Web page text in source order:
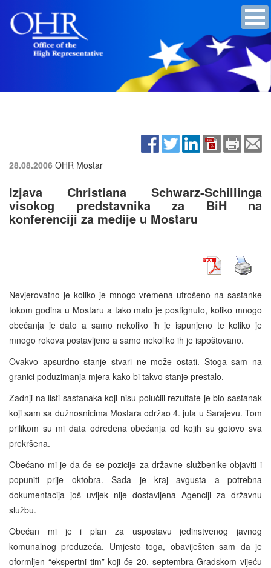
28.08.2006 OHR Mostar
Izjava Christiana Schwarz-Schillinga
visokog predstavnika za BiH na
konferenciji za medije u Mostaru
Nevjerovatno je koliko je mnogo vremena utrošeno na sastanke
tokom godina u Mostaru a tako malo je postignuto, koliko mnogo
obećanja je dato a samo nekoliko ih je ispunjeno te koliko je
mnogo rokova postavljeno a samo nekoliko ih je ispoštovano.
Ovakvo apsurdno stanje stvari ne može ostati. Stoga sam na
granici poduzimanja mjera kako bi takvo stanje prestalo.
Zadnji na listi sastanaka koji nisu polučili rezultate je bio sastanak
koji sam sa dužnosnicima Mostara održao 4. jula u Sarajevu. Tom
prilikom su mi data određena obećanja od kojih su gotovo sva
prekršena.
Obećano mi je da će se pozicije za državne službenike objaviti i
popuniti prije oktobra. Sada je kraj avgusta a potrebna
dokumentacija još uvijek nije dostavljena Agenciji za državnu
službu.
Obećan mi je i plan za uspostavu jedinstvenog javnog
komunalnog preduzeća. Umjesto toga, obaviješten sam da je
oformljen “ekspertni tim” koji će 20. septembra Gradskom vijeću